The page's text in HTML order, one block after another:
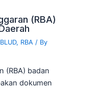
(RBA)
, RBA / By
(RBA) badan
dokumen